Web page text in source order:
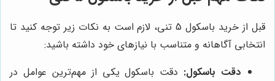
قبل از خرید باسکول 5 تنی، لازم است به نکات زیر توجه کنید تا
انتخابی آگاهانه و متناسب با نیازهای خود داشته باشید:
دقت باسکول: دقت باسکول یکی از مهم‌ترین عوامل در